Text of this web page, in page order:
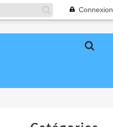
Connexion